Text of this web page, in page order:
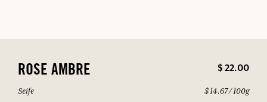
ROSE AMBRE $ 22.00
Seife
$ 14.67 / 100g